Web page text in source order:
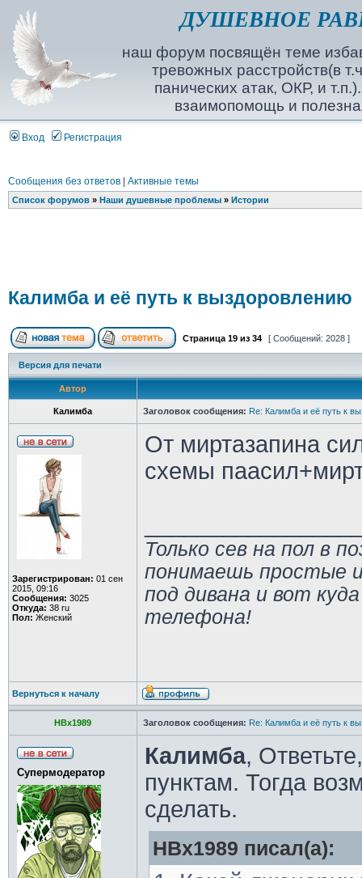
ДУШЕВНОЕ
наш форум посвящён теме
тревожных расстройств(в
панических атак, ОКР, и
взаимопомощь и
Вход Регистрация
Сообщения без ответов| Активные темы
Список форумов» Наши душевные проблемы» Истории
Калимба и её путь к выздоровлению
Страница 19из 34 [ Сообщений: 2028 ]
Версия для печати
Автор
Калимба Заголовок сообщения: Re: Калимба и её путь к
Зарегистрирован: 01 сен
2015, 09:16
Сообщения: 3025
Откуда: 38 ru
Пол: Женский
От миртазапина
схемы
Только сев на пол в
понимаешь простые
под дивана и вот
телефона!
Вернуться к началу
HBx1989 Заголовок сообщения: Re: Калимба и её путь к
Супермодератор
Калимба,
пунктам. Тогда
сделать.
HBx1989 писал(а):